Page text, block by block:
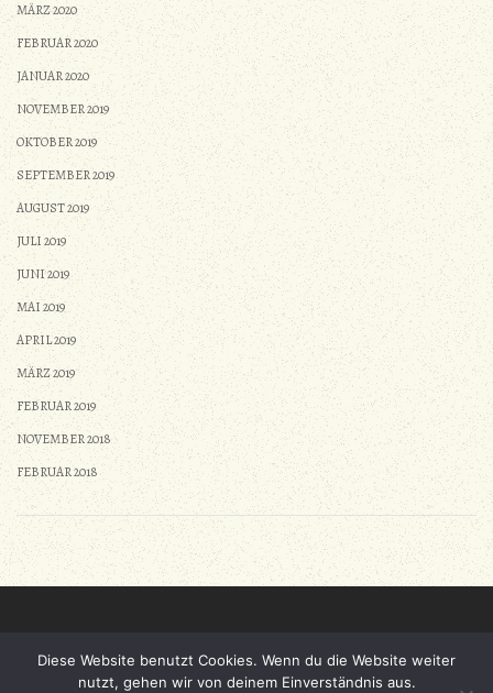
MÄRZ 2020
FEBRUAR 2020
JANUAR 2020
NOVEMBER 2019
OKTOBER 2019
SEPTEMBER 2019
AUGUST 2019
JULI 2019
JUNI 2019
MAI 2019
APRIL 2019
MÄRZ 2019
FEBRUAR 2019
NOVEMBER 2018
FEBRUAR 2018
Gestaltet vonNasio Themes||Powered byWordPress
Diese Website benutzt Cookies. Wenn du die Website weiter
nutzt, gehen wir von deinem Einverständnis aus.